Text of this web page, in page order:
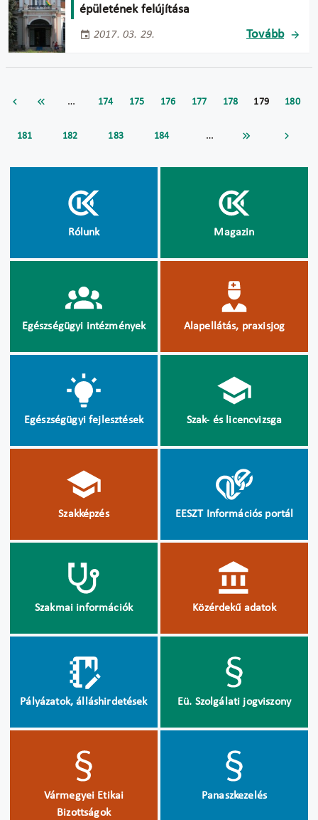
épületének felújítása
2017. 03. 29. Tovább
… 174 175 176 177 178 179 180
181 182 183 184 …
Rólunk Magazin
Egészségügyi intézmények Alapellátás, praxisjog
Egészségügyi fejlesztések Szak- és licencvizsga
Szakképzés EESZT Információs portál
Szakmai információk Közérdekű adatok
Pályázatok, álláshirdetések Eü. Szolgálati jogviszony
Vármegyei Etikai
Bizottságok
Panaszkezelés